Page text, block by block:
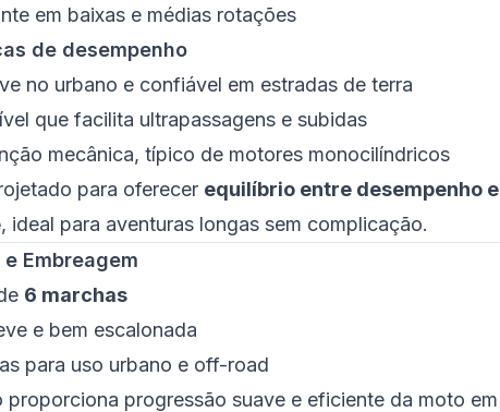
em baixas e médias rotações
de desempenho
no urbano e confiável em estradas de terra
que facilita ultrapassagens e subidas
mecânica, típico de motores monocilíndricos
para oferecer equilíbrio entre desempenho e
, ideal para aventuras longas sem complicação.
Embreagem
6 marchas
e bem escalonada
para uso urbano e off-road
proporciona progressão suave e eficiente da moto em